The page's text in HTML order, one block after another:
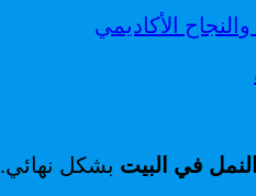
الأكاديمي
في البيت بشكل نهائي.